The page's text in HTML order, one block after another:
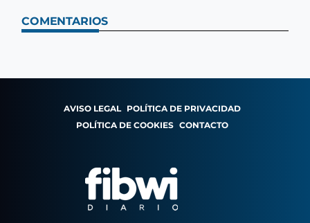
COMENTARIOS
AVISO LEGAL POLÍTICA DE PRIVACIDAD
POLÍTICA DE COOKIES CONTACTO